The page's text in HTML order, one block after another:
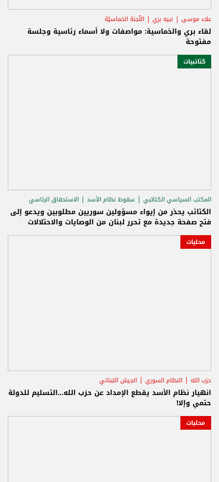
علاء موسى نبيه بري اللّجنة الخماسيّة
لقاء بري والخماسية: مواصفات ولا أسماء رئاسية وجلسة
مفتوحة
كتائبيات
المكتب السياسي الكتائبي سقوط نظام الأسد الاستحقاق الرئاسي
الكتائب يحذر من إيواء مسؤولين سوريين مطلوبين ويدعو إلى
فتح صفحة جديدة مع تحرر لبنان من الوصايات والاحتلالات
محليات
حزب الله النظام السوري الجيش اللبناني
انهيار نظام الأسد يقطع الإمداد عن حزب الله...التسليم للدولة
حتمي وإلا!
محليات